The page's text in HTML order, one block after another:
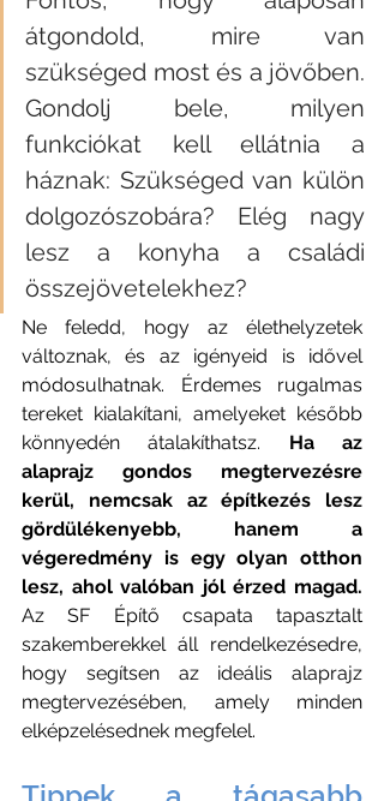
átgondold, mire van
szükséged most és a jövőben.
Gondolj bele, milyen
funkciókat kell ellátnia a
háznak: Szükséged van külön
dolgozószobára? Elég nagy
lesz a konyha a családi
összejövetelekhez?
Ne feledd, hogy az élethelyzetek
változnak, és az igényeid is idővel
módosulhatnak. Érdemes rugalmas
tereket kialakítani, amelyeket később
könnyedén átalakíthatsz. Ha az
alaprajz gondos megtervezésre
kerül, nemcsak az építkezés lesz
gördülékenyebb, hanem a
végeredmény is egy olyan otthon
lesz, ahol valóban jól érzed magad.
Az SF Építő csapata tapasztalt
szakemberekkel áll rendelkezésedre,
hogy segítsen az ideális alaprajz
megtervezésében, amely minden
elképzelésednek megfelel.